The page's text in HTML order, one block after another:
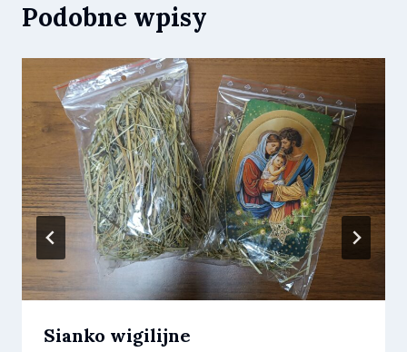
Podobne wpisy
Sianko wigilijne